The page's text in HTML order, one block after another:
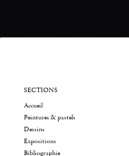
SECTIONS
Accueil
Peintures & pastels
Dessins
Expositions
Bibliographie